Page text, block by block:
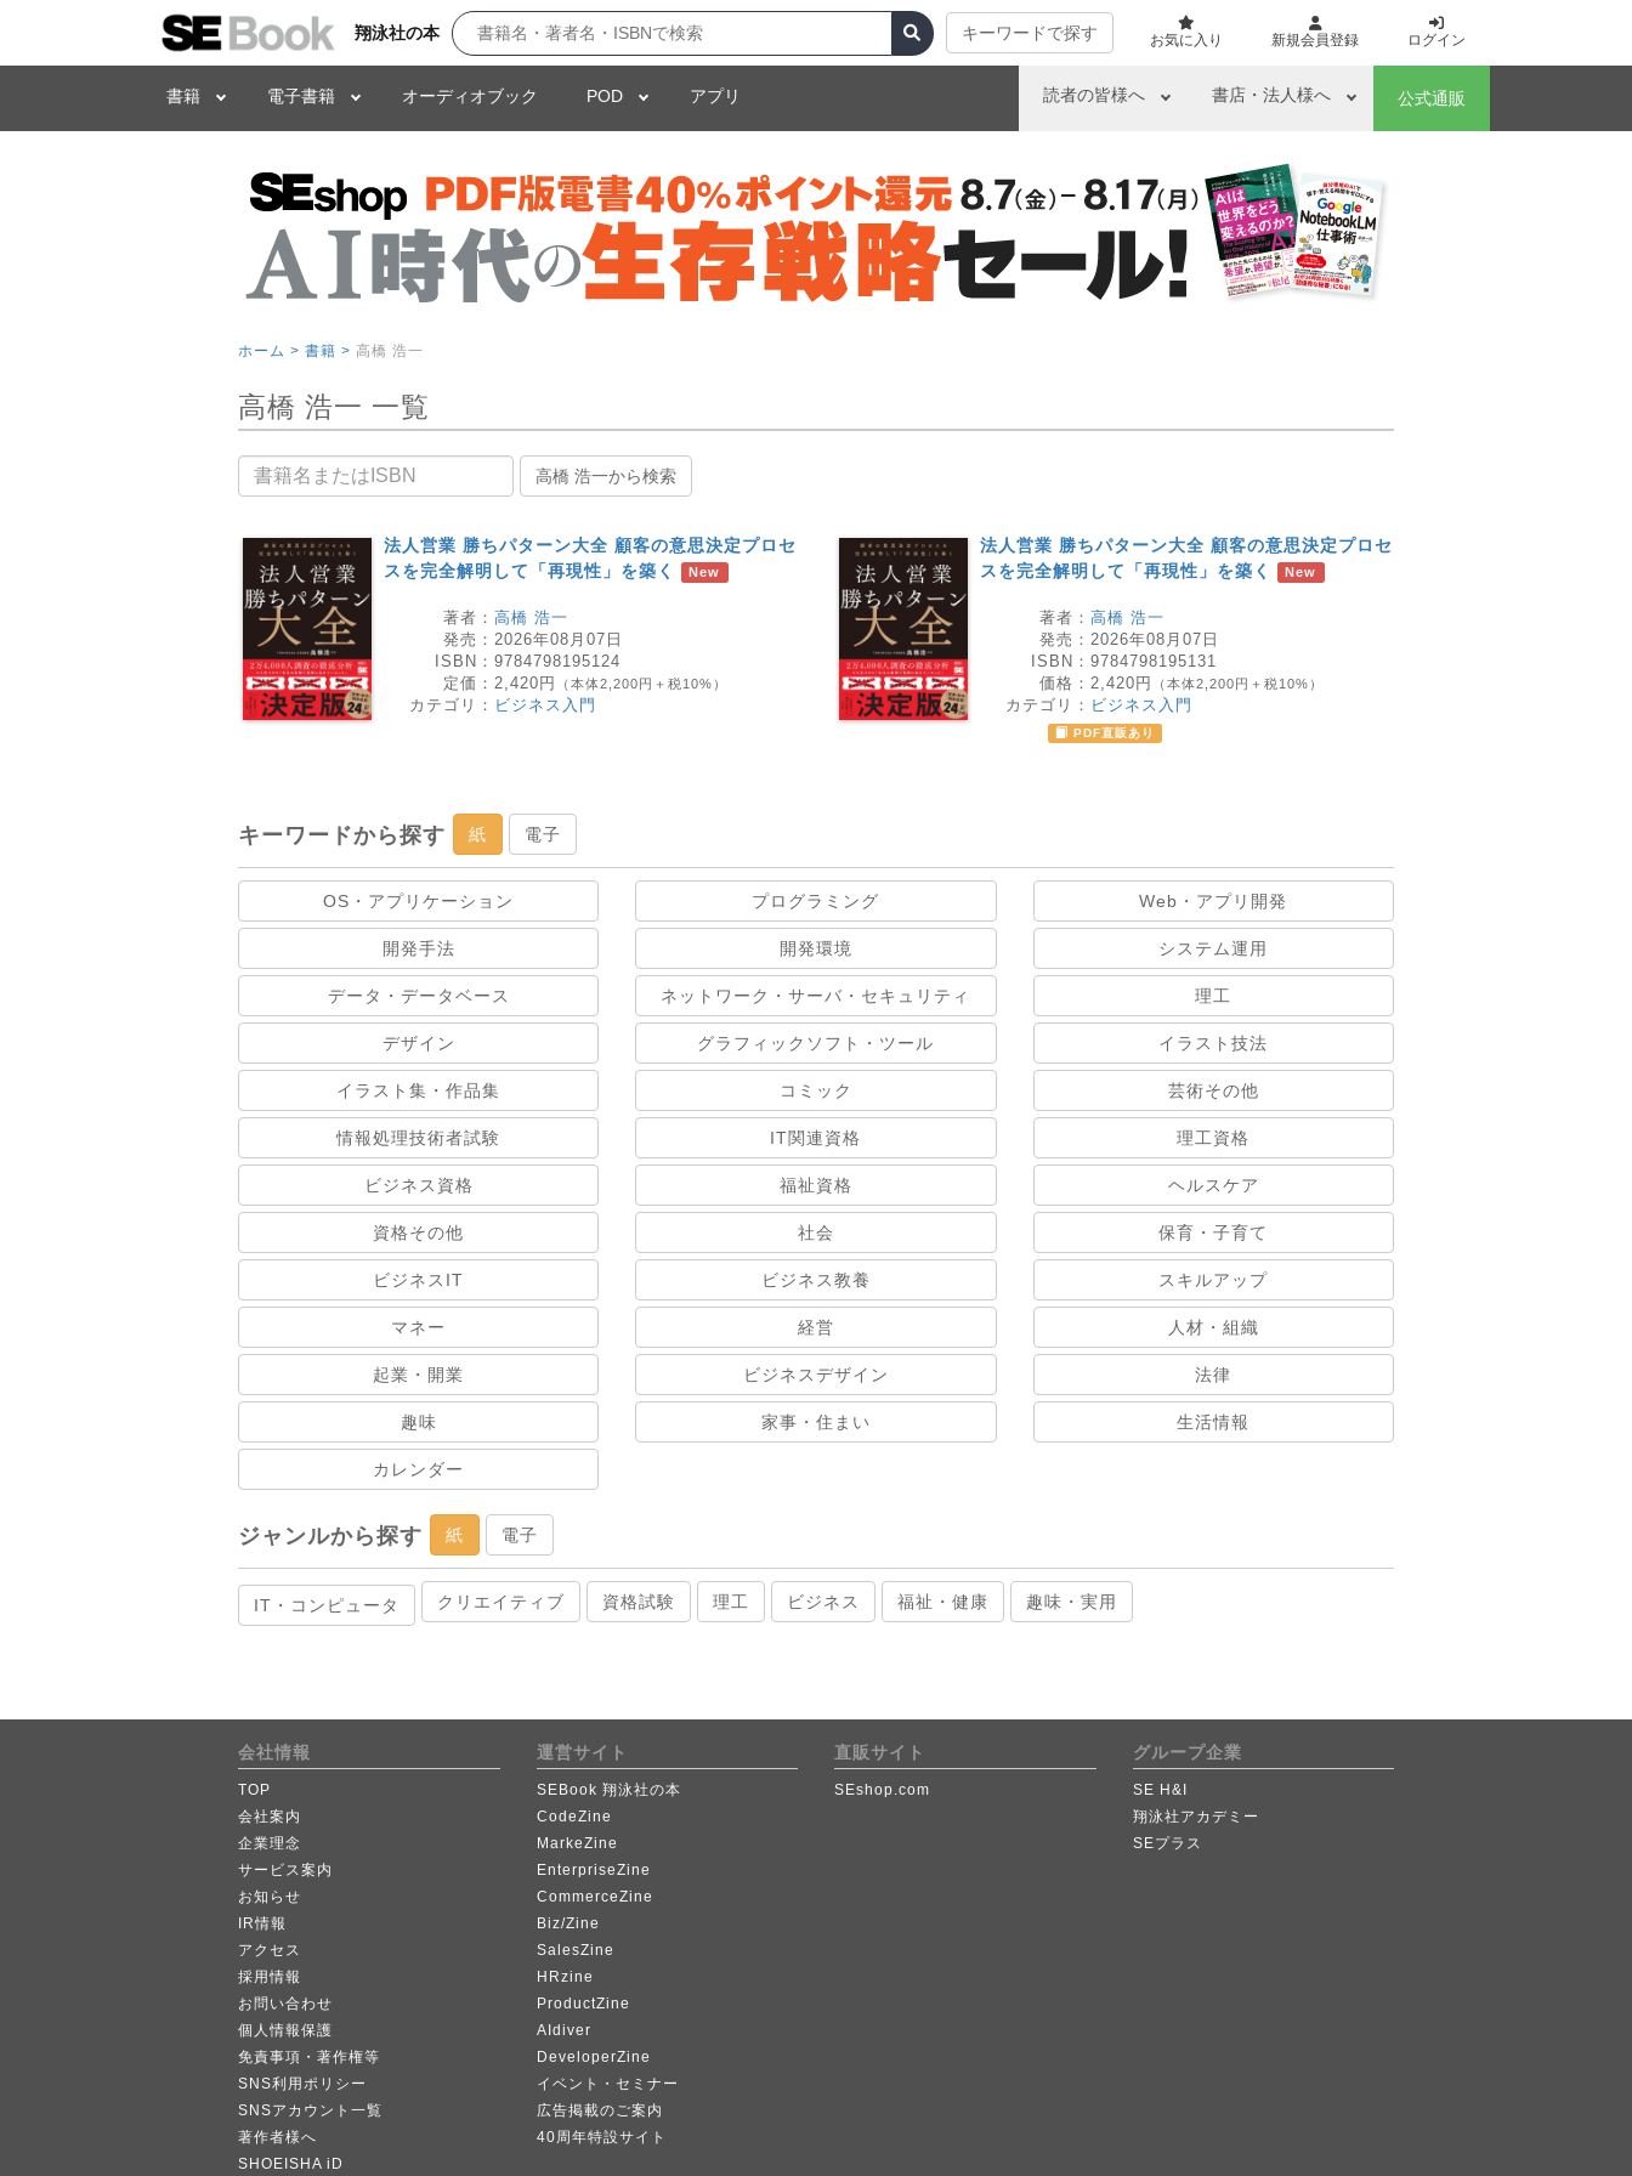
翔泳社の本 キーワードで探す お気に入り 新規会員登録 ログイン
書籍 電子書籍 オーディオブック POD アプリ 読者の皆様へ 書店・法人様へ 公式通販
ホーム > 書籍 > 高橋 浩一
高橋 浩一 一覧
書籍名 高橋 浩一から検索
法人営業 勝ちパターン大全 顧客の意思決定プロセ
スを完全解明して「再現性」を築く
New
著者： 高橋 浩一
発売： 2026年08月07日
ISBN： 9784798195124
定価： 2,420円 （本体2,200円＋税10%）
カテゴリ： ビジネス入門
法人営業 勝ちパターン大全 顧客の意思決定プロセ
スを完全解明して「再現性」を築く
New
著者： 高橋 浩一
発売： 2026年08月07日
ISBN： 9784798195131
価格： 2,420円 （本体2,200円＋税10%）
カテゴリ： ビジネス入門
PDF直販あり
キーワードから探す 紙 電子
OS・アプリケーション プログラミング Web・アプリ開発
開発手法 開発環境 システム運用
データ・データベース ネットワーク・サーバ・セキュリティ 理工
デザイン グラフィックソフト・ツール イラスト技法
イラスト集・作品集 コミック 芸術その他
情報処理技術者試験 IT関連資格 理工資格
ビジネス資格 福祉資格 ヘルスケア
資格その他 社会 保育・子育て
ビジネスIT ビジネス教養 スキルアップ
マネー 経営 人材・組織
起業・開業 ビジネスデザイン 法律
趣味 家事・住まい 生活情報
カレンダー
ジャンルから探す 紙 電子
IT・コンピュータ クリエイティブ 資格試験 理工 ビジネス 福祉・健康 趣味・実用
会社情報
TOP
会社案内
企業理念
サービス案内
お知らせ
IR情報
アクセス
採用情報
お問い合わせ
個人情報保護
免責事項・著作権等
SNS利用ポリシー
SNSアカウント一覧
著作者様へ
SHOEISHA iD
運営サイト
SEBook 翔泳社の本
CodeZine
MarkeZine
EnterpriseZine
CommerceZine
Biz/Zine
SalesZine
HRzine
ProductZine
AIdiver
DeveloperZine
イベント・セミナー
広告掲載のご案内
40周年特設サイト
直販サイト
SEshop.com
グループ企業
SE H&I
翔泳社アカデミー
SEプラス